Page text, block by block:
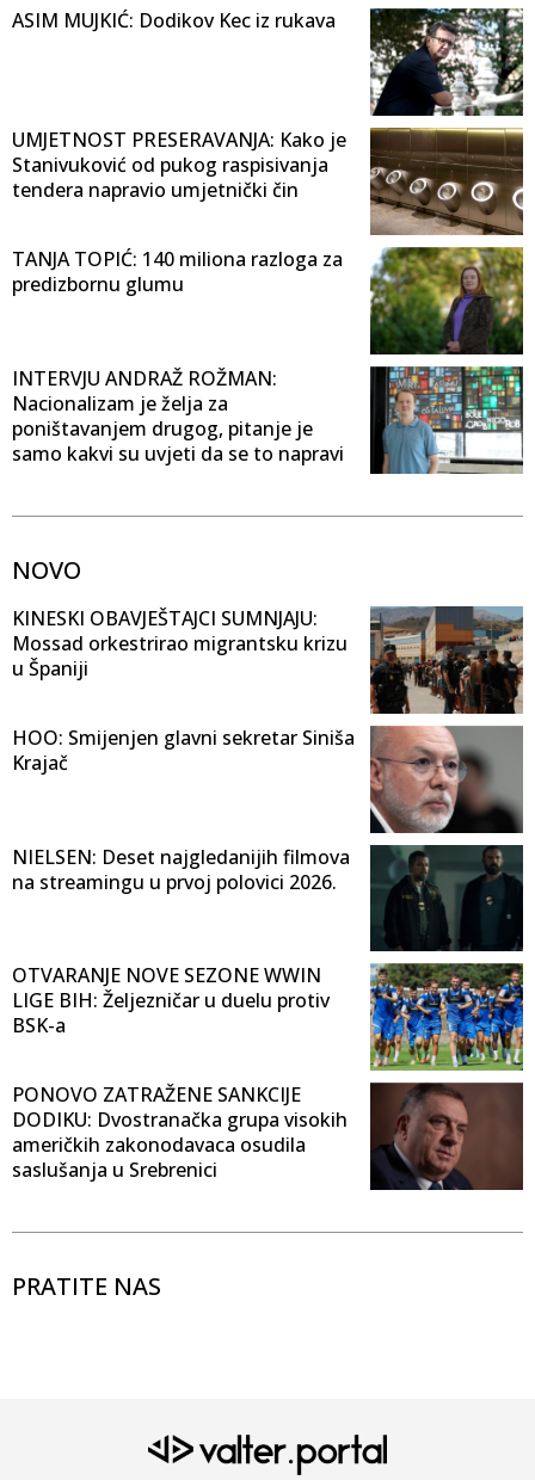
ASIM MUJKIĆ: Dodikov Kec iz rukava
UMJETNOST PRESERAVANJA: Kako je
Stanivuković od pukog raspisivanja
tendera napravio umjetnički čin
TANJA TOPIĆ: 140 miliona razloga za
predizbornu glumu
INTERVJU ANDRAŽ ROŽMAN:
Nacionalizam je želja za
poništavanjem drugog, pitanje je
samo kakvi su uvjeti da se to napravi
NOVO
KINESKI OBAVJEŠTAJCI SUMNJAJU:
Mossad orkestrirao migrantsku krizu
u Španiji
HOO: Smijenjen glavni sekretar Siniša
Krajač
NIELSEN: Deset najgledanijih filmova
na streamingu u prvoj polovici 2026.
OTVARANJE NOVE SEZONE WWIN
LIGE BIH: Željezničar u duelu protiv
BSK-a
PONOVO ZATRAŽENE SANKCIJE
DODIKU: Dvostranačka grupa visokih
američkih zakonodavaca osudila
saslušanja u Srebrenici
PRATITE NAS